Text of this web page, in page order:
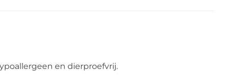
en dierproefvrij.